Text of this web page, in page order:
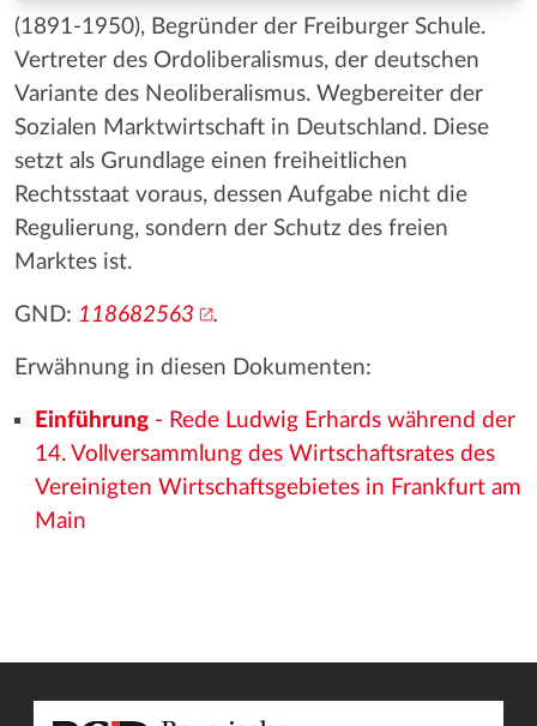
(1891-1950), Begründer der Freiburger Schule.
Vertreter des Ordoliberalismus, der deutschen
Variante des Neoliberalismus. Wegbereiter der
Sozialen Marktwirtschaft in Deutschland. Diese
setzt als Grundlage einen freiheitlichen
Rechtsstaat voraus, dessen Aufgabe nicht die
Regulierung, sondern der Schutz des freien
Marktes ist.
GND: 118682563 .
Erwähnung in diesen Dokumenten:
Einführung- Rede Ludwig Erhards während der
14. Vollversammlung des Wirtschaftsrates des
Vereinigten Wirtschaftsgebietes in Frankfurt am
Main